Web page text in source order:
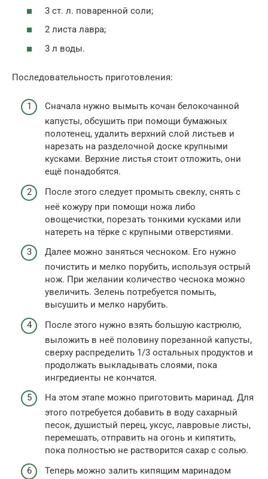
3 ст. л. поваренной соли;
2 листа лавра;
3 л воды.
Последовательность приготовления:
Сначала нужно вымыть кочан белокочанной
капусты, обсушить при помощи бумажных
полотенец, удалить верхний слой листьев и
нарезать на разделочной доске крупными
кусками. Верхние листья стоит отложить, они
ещё понадобятся.
После этого следует промыть свеклу, снять с
неё кожуру при помощи ножа либо
овощечистки, порезать тонкими кусками или
натереть на тёрке с крупными отверстиями.
Далее можно заняться чесноком. Его нужно
почистить и мелко порубить, используя острый
нож. При желании количество чеснока можно
увеличить. Зелень потребуется помыть,
высушить и мелко нарубить.
После этого нужно взять большую кастрюлю,
выложить в неё половину порезанной капусты,
сверху распределить 1/3 остальных продуктов и
продолжать выкладывать слоями, пока
ингредиенты не кончатся.
На этом этапе можно приготовить маринад. Для
этого потребуется добавить в воду сахарный
песок, душистый перец, уксус, лавровые листы,
перемешать, отправить на огонь и кипятить,
пока полностью не растворится сахар с солью.
Теперь можно залить кипящим маринадом